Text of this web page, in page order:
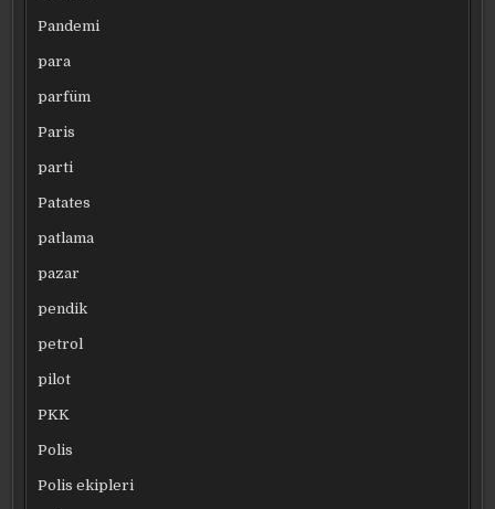
Pandemi
para
parfüm
Paris
parti
Patates
patlama
pazar
pendik
petrol
pilot
PKK
Polis
Polis ekipleri